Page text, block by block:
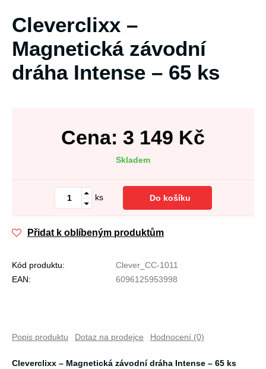
Cleverclixx –
Magnetická závodní
dráha Intense – 65 ks
Cena: 3 149 Kč
Skladem
ks Do košíku
Přidat k oblíbeným produktům
Kód produktu:
Clever_CC-1011
EAN:
6096125953998
Popis produktu Dotaz na prodejce Hodnocení (0)
Cleverclixx – Magnetická závodní dráha Intense – 65 ks